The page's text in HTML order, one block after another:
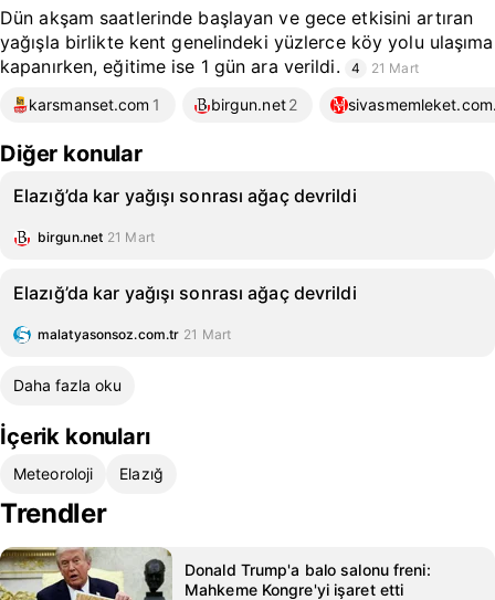
Dün akşam saatlerinde başlayan ve gece etkisini artıran
yağışla birlikte kent genelindeki yüzlerce köy yolu ulaşıma
kapanırken, eğitime ise 1 gün ara verildi.
4 21 Mart
karsmanset.com 1 birgun.net2
Diğer konular
Elazığ’da kar yağışı sonrası ağaç devrildi
birgun.net 21 Mart
Elazığ’da kar yağışı sonrası ağaç devrildi
malatyasonsoz.com.tr 21 Mart
Daha fazla oku
İçerik konuları
Meteoroloji Elazığ
Trendler
Donald Trump'a balo salonu freni:
Mahkeme Kongre'yi işaret etti